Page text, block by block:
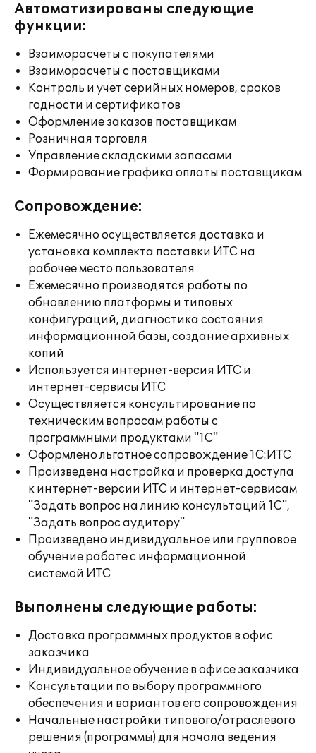
Автоматизированы следующие
функции:
Взаиморасчеты с покупателями
Взаиморасчеты с поставщиками
Контроль и учет серийных номеров, сроков
годности и сертификатов
Оформление заказов поставщикам
Розничная торговля
Управление складскими запасами
Формирование графика оплаты поставщикам
Сопровождение:
Ежемесячно осуществляется доставка и
установка комплекта поставки ИТС на
рабочее место пользователя
Ежемесячно производятся работы по
обновлению платформы и типовых
конфигураций, диагностика состояния
информационной базы, создание архивных
копий
Используется интернет-версия ИТС и
интернет-сервисы ИТС
Осуществляется консультирование по
техническим вопросам работы с
программными продуктами "1С"
Оформлено льготное сопровождение 1С:ИТС
Произведена настройка и проверка доступа
к интернет-версии ИТС и интернет-сервисам
"Задать вопрос на линию консультаций 1С",
"Задать вопрос аудитору"
Произведено индивидуальное или групповое
обучение работе с информационной
системой ИТС
Выполнены следующие работы:
Доставка программных продуктов в офис
заказчика
Индивидуальное обучение в офисе заказчика
Консультации по выбору программного
обеспечения и вариантов его сопровождения
Начальные настройки типового/отраслевого
решения (программы) для начала ведения